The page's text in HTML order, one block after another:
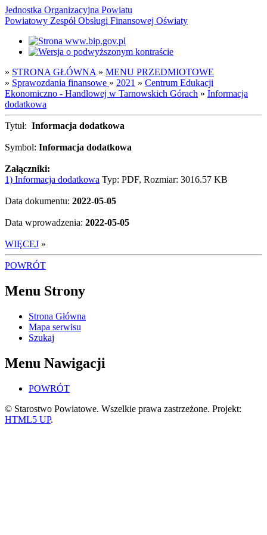
Jednostka Organizacyjna Powiatu
Powiatowy Zespół Obsługi Finansowej Oświaty
» STRONA GŁÓWNA » MENU PRZEDMIOTOWE
» Sprawozdania finansowe » 2021 » Centrum Edukacji
Ekonomiczno - Handlowej w Tarnowskich Górach » Informacja
dodatkowa
Tytuł: Informacja dodatkowa
Symbol: Informacja dodatkowa
Załączniki:
1) Informacja dodatkowa Typ: PDF, Rozmiar: 3016.57 KB
Data dokumentu: 2022-05-05
Data wprowadzenia: 2022-05-05
WIĘCEJ »
POWRÓT
Menu Strony
Strona Główna
Mapa serwisu
Szukaj
Menu Nawigacji
POWRÓT
© Starostwo Powiatowe. Wszelkie prawa zastrzeżone. Projekt:
HTML5 UP.